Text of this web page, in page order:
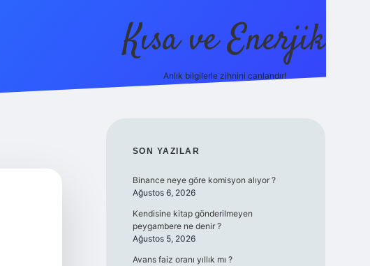
Kısa ve Enerjik
Anlık bilgilerle zihnini canlandır!
SIDEBAR
SON YAZILAR
Binance neye göre komisyon alıyor ?
Ağustos 6, 2026
Kendisine kitap gönderilmeyen
peygambere ne denir ?
Ağustos 5, 2026
Avans faiz oranı yıllık mı ?